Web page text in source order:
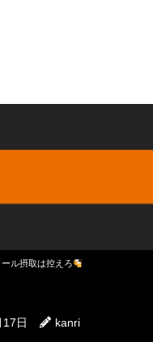
ル摂取は控えろ
日 kanri